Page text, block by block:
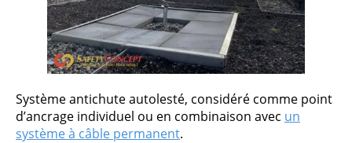
Système antichute autolesté, considéré comme point
d’ancrage individuel ou en combinaison avec un
système à câble permanent.